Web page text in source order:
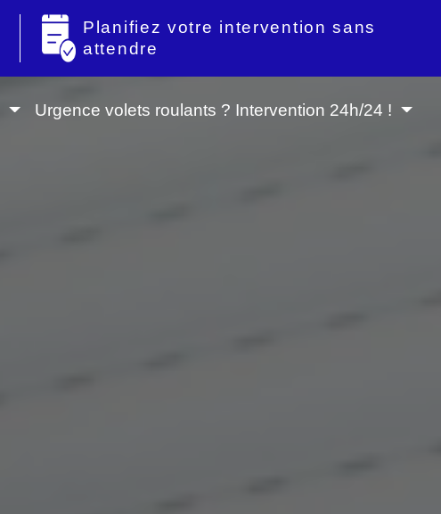
Planifiez votre intervention sans
attendre
Urgence volets roulants ? Intervention 24h/24 !